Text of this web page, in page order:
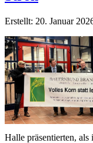
Erstellt: 20. Januar
Halle präsentierten,